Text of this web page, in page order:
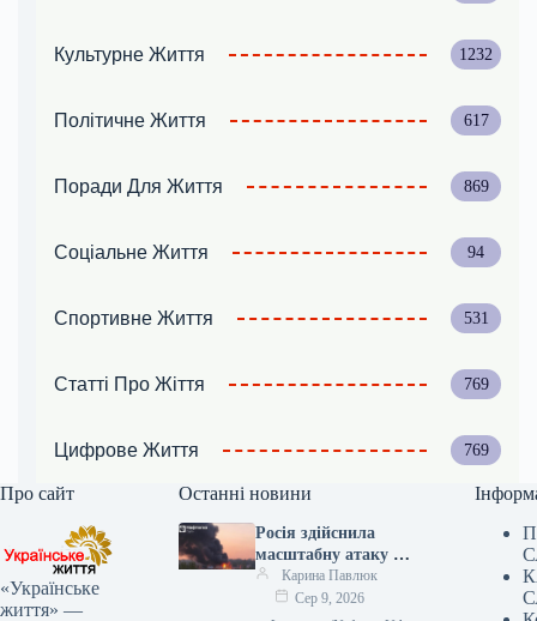
Культурне Життя 1232
Політичне Життя 617
Поради Для Життя 869
Соціальне Життя 94
Спортивне Життя 531
Статті Про Жіття 769
Цифрове Життя 769
Про сайт
«Українське
життя» —
Останні новини
Росія здійснила
масштабну атаку на
об’єкти Групи
“Нафтогаз” у межах
Карина Павлюк
Сер 9, 2026